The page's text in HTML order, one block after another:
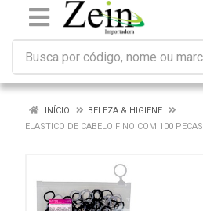
INÍCIO
BELEZA & HIGIENE
ELASTICO DE CABELO FINO COM 100 PECAS